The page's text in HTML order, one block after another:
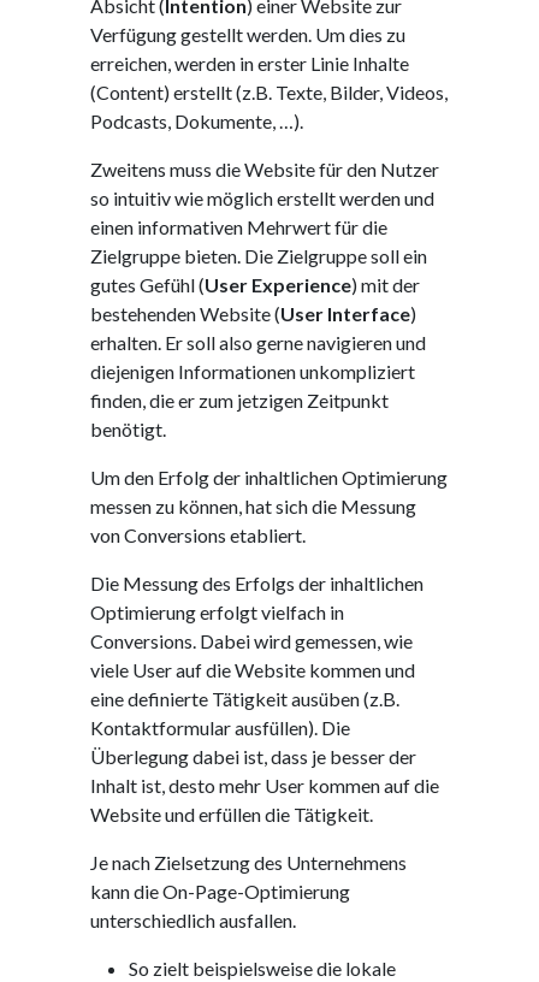
Absicht ( Intention) einer Website zur
Verfügung gestellt werden. Um dies zu
erreichen, werden in erster Linie Inhalte
(Content) erstellt (z.B. Texte, Bilder, Videos,
Podcasts, Dokumente, …).
Zweitens muss die Website für den Nutzer
so intuitiv wie möglich erstellt werden und
einen informativen Mehrwert für die
Zielgruppe bieten. Die Zielgruppe soll ein
gutes Gefühl (User Experience) mit der
bestehenden Website (User Interface)
erhalten. Er soll also gerne navigieren und
diejenigen Informationen unkompliziert
finden, die er zum jetzigen Zeitpunkt
benötigt.
Um den Erfolg der inhaltlichen Optimierung
messen zu können, hat sich die Messung
von Conversions etabliert.
Die Messung des Erfolgs der inhaltlichen
Optimierung erfolgt vielfach in
Conversions. Dabei wird gemessen, wie
viele User auf die Website kommen und
eine definierte Tätigkeit ausüben (z.B.
Kontaktformular ausfüllen). Die
Überlegung dabei ist, dass je besser der
Inhalt ist, desto mehr User kommen auf die
Website und erfüllen die Tätigkeit.
Je nach Zielsetzung des Unternehmens
kann die On-Page-Optimierung
unterschiedlich ausfallen.
So zielt beispielsweise die lokale